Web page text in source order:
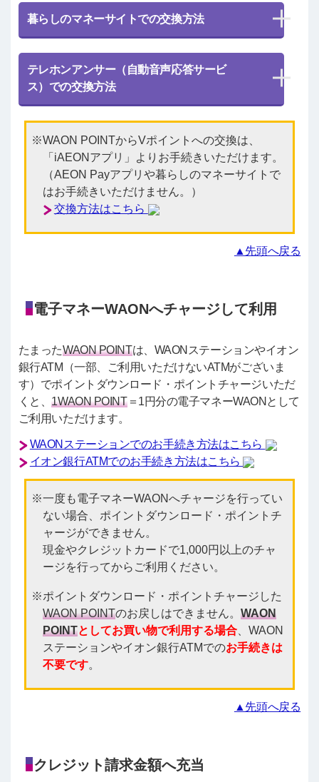
暮らしのマネーサイトでの交換方法
テレホンアンサー（自動音声応答サービ
ス）での交換方法
WAON POINTからVポイントへの交換は、
「iAEONアプリ」よりお手続きいただけます。
（AEON Payアプリや暮らしのマネーサイトで
はお手続きいただけません。）
交換方法はこちら
▲先頭へ戻る
電子マネーWAONへチャージして利用
たまったWAON POINTは、WAONステーションやイオン
銀行ATM（一部、ご利用いただけないATMがございま
す）でポイントダウンロード・ポイントチャージいただ
くと、1WAON POINT＝1円分の電子マネーWAONとして
ご利用いただけます。
WAONステーションでのお手続き方法はこちら
イオン銀行ATMでのお手続き方法はこちら
一度も電子マネーWAONへチャージを行ってい
ない場合、ポイントダウンロード・ポイントチ
ャージができません。
現金やクレジットカードで1,000円以上のチャ
ージを行ってからご利用ください。
ポイントダウンロード・ポイントチャージした
WAON POINTのお戻しはできません。 WAON
POINTとしてお買い物で利用する場合、WAON
ステーションやイオン銀行ATMでのお手続きは
不要です。
▲先頭へ戻る
クレジット請求金額へ充当